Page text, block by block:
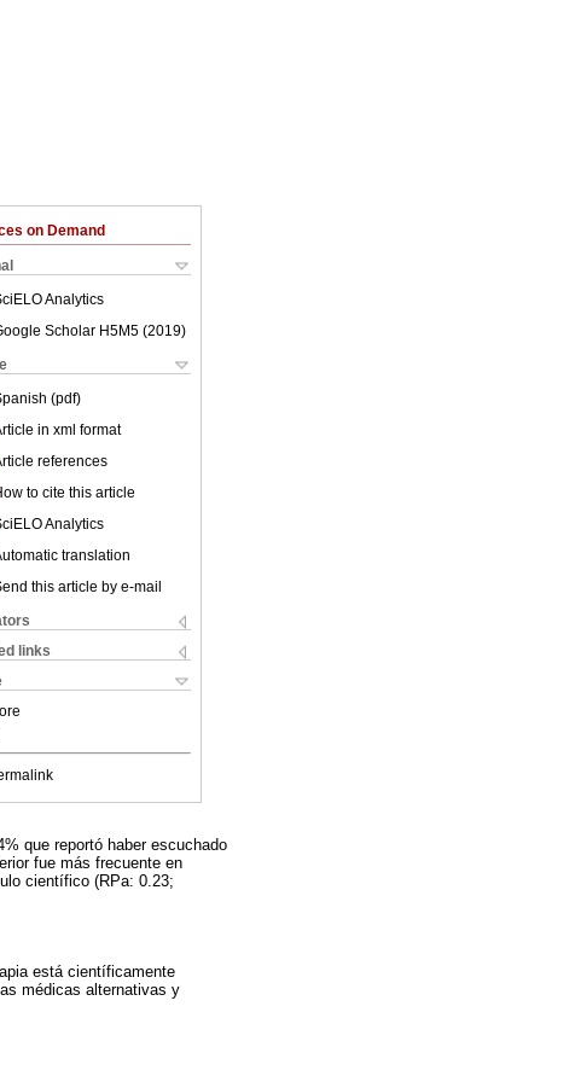
on Demand
Analytics
Scholar H5M5 (2019)
(pdf)
in xml format
references
to cite this article
Analytics
translation
this article by e-mail
links
que reportó haber escuchado
fue más frecuente en
científico (RPa: 0.23;
está científicamente
médicas alternativas y